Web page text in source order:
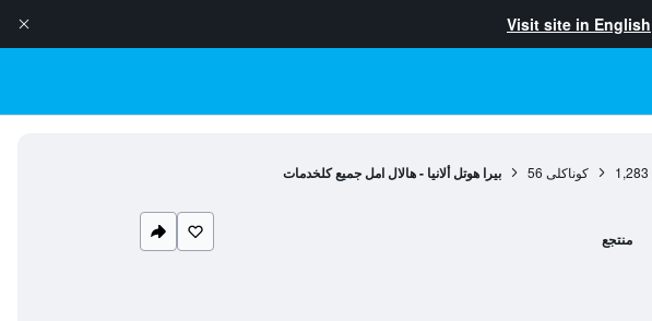
Visit site in English
1,283 كوناكلى 56 بيرا هوتل ألانيا - هالال امل جميع كلخدمات
منتجع